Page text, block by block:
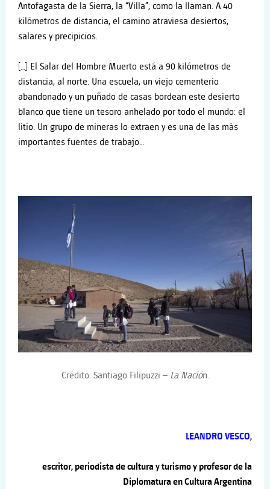
Antofagasta de la Sierra, la “Villa”, como la llaman. A 40
kilómetros de distancia, el camino atraviesa desiertos,
salares y precipicios.
[…] El Salar del Hombre Muerto está a 90 kilómetros de
distancia, al norte. Una escuela, un viejo cementerio
abandonado y un puñado de casas bordean este desierto
blanco que tiene un tesoro anhelado por todo el mundo: el
litio. Un grupo de mineras lo extraen y es una de las más
importantes fuentes de trabajo…
Crédito: Santiago Filipuzzi – La Nación.
LEANDRO VESCO,
escritor, periodista de cultura y turismo y profesor de la
Diplomatura en Cultura Argentina